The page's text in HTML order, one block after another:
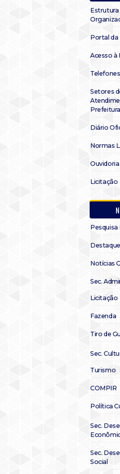
Estrutura
Portal da
Acesso à
Setores
Prefeitura
Diário
Normas
Ouvidoria
Licitação
Pesquisa
Destaque
Notícias
Sec.
Licitação
Fazenda
Tiro de
Sec.
Turismo
COMPIR
Política
Sec.
Sec.
Social